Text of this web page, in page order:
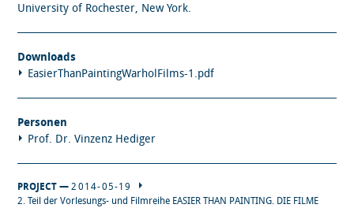
University of Rochester, New York.
Downloads
EasierThanPaintingWarholFilms-1.pdf
Personen
Prof. Dr. Vinzenz Hediger
PROJECT —2014-05-19
2. Teil der Vorlesungs- und Filmreihe EASIER THAN PAINTING. DIE FILME